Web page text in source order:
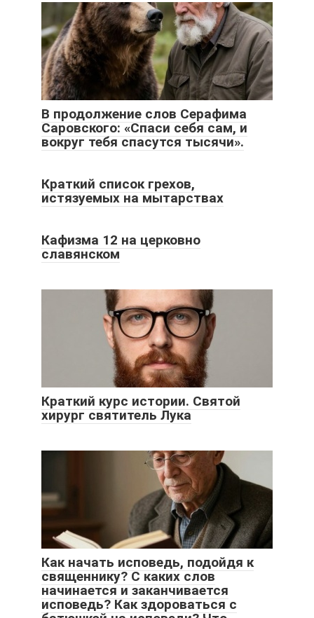
В продолжение слов Серафима
Саровского: «Спаси себя сам, и
вокруг тебя спасутся тысячи».
Краткий список грехов,
истязуемых на мытарствах
Кафизма 12 на церковно
славянском
Краткий курс истории. Святой
хирург святитель Лука
Как начать исповедь, подойдя к
священнику? С каких слов
начинается и заканчивается
исповедь? Как здороваться с